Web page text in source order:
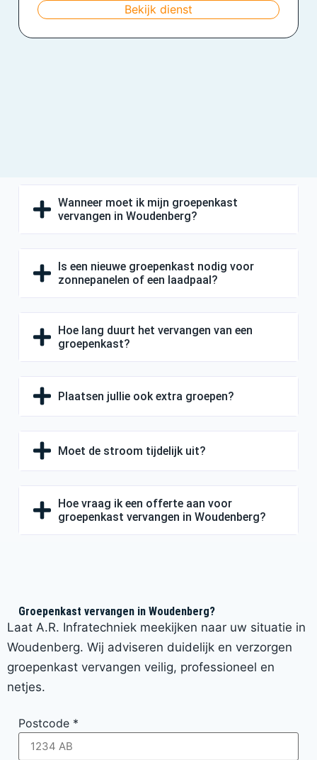
Bekijk dienst
Wanneer moet ik mijn groepenkast
vervangen in Woudenberg?
Is een nieuwe groepenkast nodig voor
zonnepanelen of een laadpaal?
Hoe lang duurt het vervangen van een
groepenkast?
Plaatsen jullie ook extra groepen?
Moet de stroom tijdelijk uit?
Hoe vraag ik een offerte aan voor
groepenkast vervangen in Woudenberg?
Groepenkast vervangen in Woudenberg?
Laat A.R. Infratechniek meekijken naar uw situatie in
Woudenberg. Wij adviseren duidelijk en verzorgen
groepenkast vervangen veilig, professioneel en
netjes.
Postcode *